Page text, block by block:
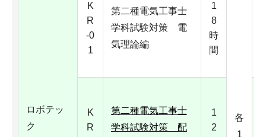
ロボテッ
ク
K
R
-0
1
第二種電気工事士
学科試験対策 電
気理論編
1
8
時
間
各
1
K
R
第二種電気工事士
学科試験対策 配
1
2